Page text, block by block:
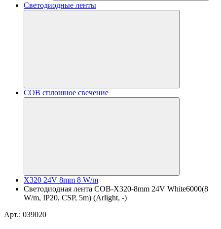
Светодиодные ленты
COB сплошное свечение
X320 24V 8mm 8 W/m
Светодиодная лента COB-X320-8mm 24V White6000(8
W/m, IP20, CSP, 5m) (Arlight, -)
Арт.: 039020